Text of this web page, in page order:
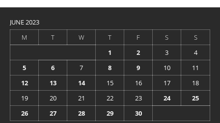
JUNE 2023
M
T W T F S
S
1
2 3
4
5
6 7 8 9 10
11
12
13 14 15 16 17
18
19
20 21 22 23 24
25
26
27 28 29
30